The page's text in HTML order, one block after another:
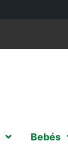
Bebés